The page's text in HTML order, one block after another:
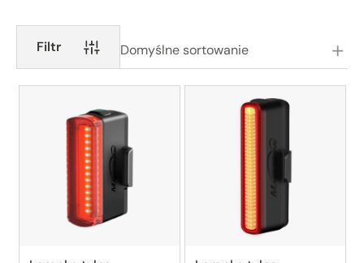
Podkategorie
Domyślne sortowanie
Filtr